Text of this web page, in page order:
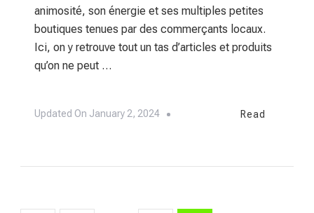
animosité, son énergie et ses multiples petites
boutiques tenues par des commerçants locaux.
Ici, on y retrouve tout un tas d’articles et produits
qu’on ne peut …
Updated On January 2, 2024 Read